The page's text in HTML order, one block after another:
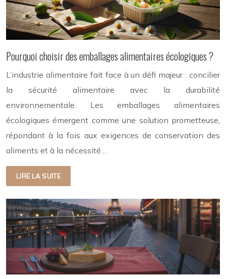
Pourquoi choisir des emballages alimentaires écologiques ?
L’industrie alimentaire fait face à un défi majeur : concilier
la sécurité alimentaire avec la durabilité
environnementale. Les emballages alimentaires
écologiques émergent comme une solution prometteuse,
répondant à la fois aux exigences de conservation des
aliments et à la nécessité…
LIRE LA SUITE